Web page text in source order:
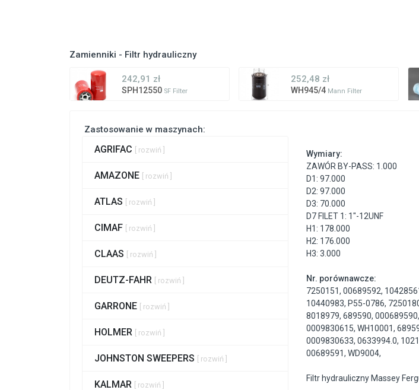
Zamienniki - Filtr hydrauliczny
242,91 zł
SPH12550 SF Filter
252,48 zł
WH945/4 Mann Filter
Zastosowanie w maszynach:
AGRIFAC [ rozwiń ]
AMAZONE [ rozwiń ]
ATLAS [ rozwiń ]
CIMAF [ rozwiń ]
CLAAS [ rozwiń ]
DEUTZ-FAHR [ rozwiń ]
GARRONE [ rozwiń ]
HOLMER [ rozwiń ]
JOHNSTON SWEEPERS [ rozwiń ]
KALMAR [ rozwiń ]
Wymiary:
ZAWÓR BY-PASS: 1.000
D1: 97.000
D2: 97.000
D3: 70.000
D7 FILET 1: 1"-12UNF
H1: 178.000
H2: 176.000
H3: 3.000
Nr. porównawcze:
7250151,00689592,
10440983, P55-0786,
8018979,689590,000689590
0009830615,WH10001,
0009830633,0633994.0,
00689591,WD9004,
Filtr hydrauliczny Massey